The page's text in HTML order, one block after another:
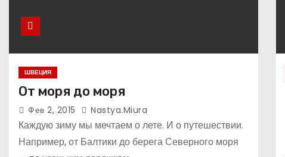
ШВЕЦИЯ
От моря до моря
Фев 2, 2015 Nastya.miura
Каждую зиму мы мечтаем о лете. И о путешествии.
Например, от Балтики до берега Северного моря